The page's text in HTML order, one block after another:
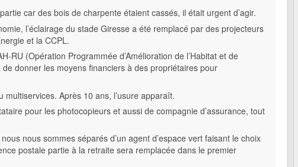
car des bois de charpente étaient cassés, il était urgent d’agir.
l’éclairage du stade Giresse a été remplacé par des projecteurs
et la CCPL.
RU (Opération Programmée d’Amélioration de l’Habitat et de
donner les moyens financiers à des propriétaires pour
Après 10 ans, l’usure apparaît.
pour les photocopieurs et aussi de compagnie d’assurance, tout
nous sommes séparés d’un agent d’espace vert faisant le choix
postale partie à la retraite sera remplacée dans le premier